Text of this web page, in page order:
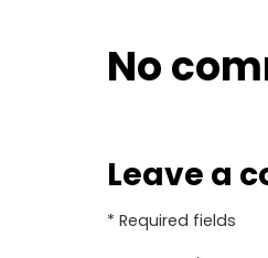
No
Leave a
* Required fields